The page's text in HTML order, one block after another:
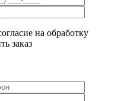
на обработку
заказ